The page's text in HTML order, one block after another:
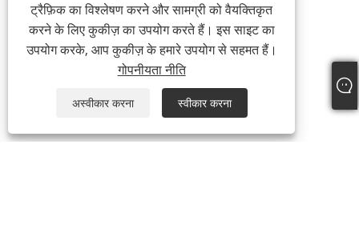
ट्रैफ़िक का विश्लेषण करने और सामग्री को वैयक्तिकृत
करने के लिए कुकीज़ का उपयोग करते हैं। इस साइट का
उपयोग करके, आप कुकीज़ के हमारे उपयोग से सहमत हैं।
गोपनीयता नीति
अस्वीकार करना स्वीकार करना